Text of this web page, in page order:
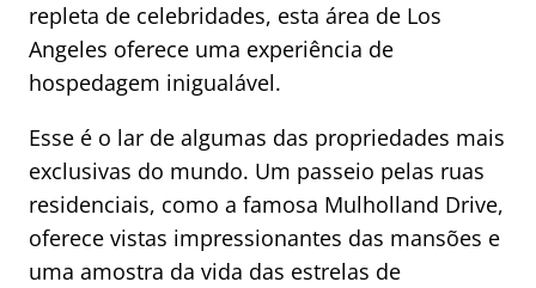
repleta de celebridades, esta área de Los
Angeles oferece uma experiência de
hospedagem inigualável.
Esse é o lar de algumas das propriedades mais
exclusivas do mundo. Um passeio pelas ruas
residenciais, como a famosa Mulholland Drive,
oferece vistas impressionantes das mansões e
uma amostra da vida das estrelas de